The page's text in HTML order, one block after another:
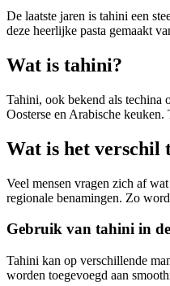
De laatste jaren is tahini een
deze heerlijke pasta gemaakt
Wat is tahini?
Tahini, ook bekend als techina
Oosterse en Arabische
Wat is het verschil
Veel mensen vragen zich af
regionale benamingen. Zo
Gebruik van tahini in
Tahini kan op verschillende
worden toegevoegd aan